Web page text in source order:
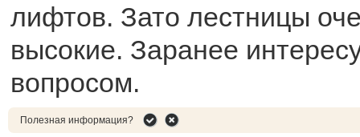
лифтов. Зато лестницы
высокие. Заранее
вопросом.
Полезная информация?